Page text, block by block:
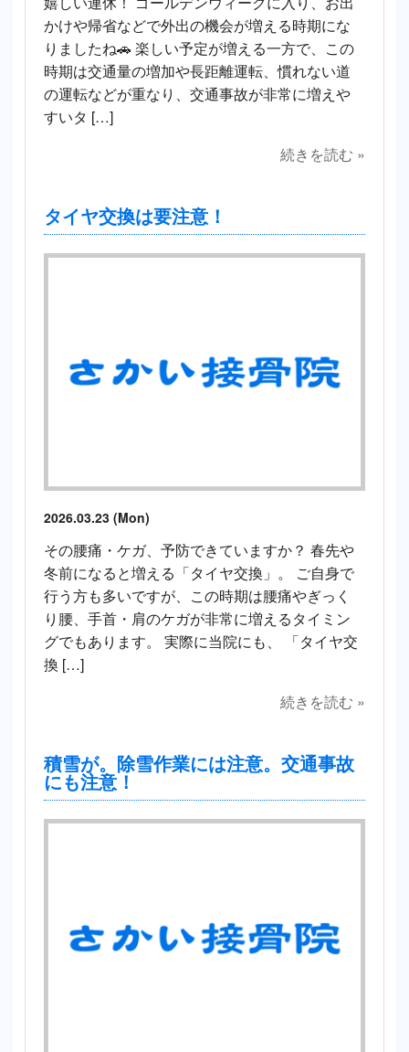
かけや帰省などで外出の機会が増える時期にな
りましたね🚗 楽しい予定が増える一方で、この
時期は交通量の増加や長距離運転、慣れない道
の運転などが重なり、交通事故が非常に増えや
すいタ […]
続きを読む »
タイヤ交換は要注意！
2026.03.23 (Mon)
その腰痛・ケガ、予防できていますか？ 春先や
冬前になると増える「タイヤ交換」。 ご自身で
行う方も多いですが、この時期は腰痛やぎっく
り腰、手首・肩のケガが非常に増えるタイミン
グでもあります。 実際に当院にも、 「タイヤ交
換 […]
続きを読む »
積雪が。除雪作業には注意。交通事故
にも注意！